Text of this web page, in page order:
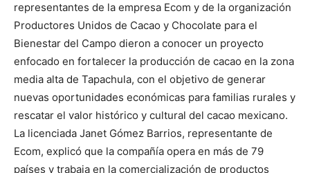
representantes de la empresa Ecom y de la organización
Productores Unidos de Cacao y Chocolate para el
Bienestar del Campo dieron a conocer un proyecto
enfocado en fortalecer la producción de cacao en la zona
media alta de Tapachula, con el objetivo de generar
nuevas oportunidades económicas para familias rurales y
rescatar el valor histórico y cultural del cacao mexicano.
La licenciada Janet Gómez Barrios, representante de
Ecom, explicó que la compañía opera en más de 79
países y trabaja en la comercialización de productos